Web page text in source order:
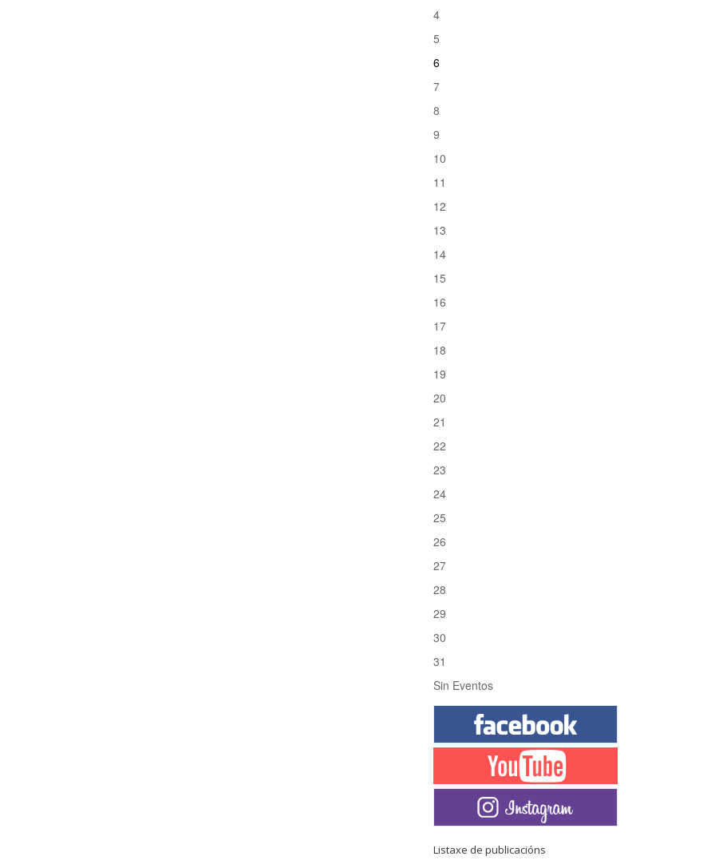
4
5
6
7
8
9
10
11
12
13
14
15
16
17
18
19
20
21
22
23
24
25
26
27
28
29
30
31
Sin Eventos
Listaxe de publicacións